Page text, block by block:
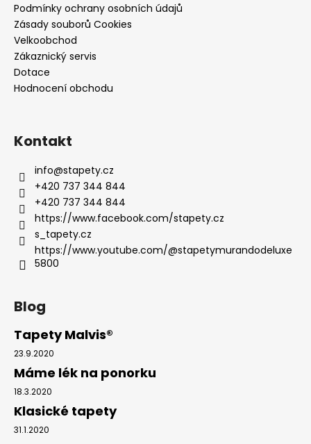
Podmínky ochrany osobních údajů
Zásady souborů Cookies
Velkoobchod
Zákaznický servis
Dotace
Hodnocení obchodu
Kontakt
info@stapety.cz
+420 737 344 844
+420 737 344 844
https://www.facebook.com/stapety.cz
s_tapety.cz
https://www.youtube.com/@stapetymurandodeluxe
5800
Blog
Tapety Malvis®
23.9.2020
Máme lék na ponorku
18.3.2020
Klasické tapety
31.1.2020